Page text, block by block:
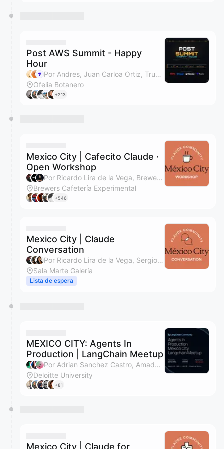
Post AWS Summit - Happy
Hour
Por Andres, Juan Carloa Ortiz, Truora, Ricardo Caballero y 1 más
Ofelia Botanero
+213
Mexico City | Cafecito Claude ·
Open Workshop
Por Ricardo Lira de la Vega, Brewers Cafetería Experimental y Toño Garcia
Brewers Cafetería Experimental
+546
Mexico City | Claude
Conversation
Por Ricardo Lira de la Vega, Sergio Nouvel, Jésica Tapia, María Paulina Elizondo Gomez Palacio y 1 más
Sala Marte Galería
Lista de espera
MEXICO CITY: Agents In
Production | LangChain Meetup
Por Adrian Sanchez Castro, Amada (LangChain), Danny Lambert, Santander AI MX y 1 más
Deloitte University
+81
Mexico City | Claude for